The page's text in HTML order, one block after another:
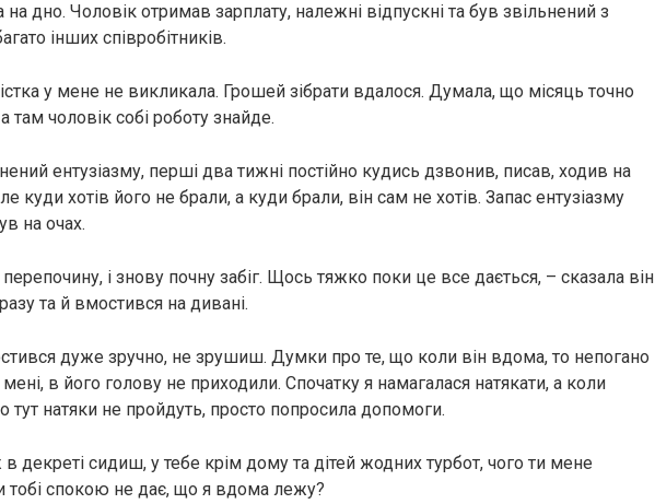
на дно. Чоловік отримав зарплату, належні відпускні та був звільнений з
інших співробітників.
у мене не викликала. Грошей зібрати вдалося. Думала, що місяць точно
чоловік собі роботу знайде.
ентузіазму, перші два тижні постійно кудись дзвонив, писав, ходив на
куди хотів його не брали, а куди брали, він сам не хотів. Запас ентузіазму
на очах.
і знову почну забіг. Щось тяжко поки це все дається, – сказала він
та й вмостився на дивані.
дуже зручно, не зрушиш. Думки про те, що коли він вдома, то непогано
в його голову не приходили. Спочатку я намагалася натякати, а коли
тут натяки не пройдуть, просто попросила допомоги.
декреті сидиш, у тебе крім дому та дітей жодних турбот, чого ти мене
спокою не дає, що я вдома лежу?